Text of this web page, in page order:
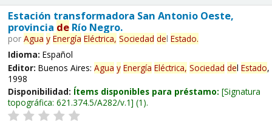
Estación transformadora San Antonio Oeste,
provincia deRío Negro.
por Agua y Energía Eléctrica, Sociedad del Estado.
Idioma: Español
Editor: Buenos Aires: Agua y Energía Eléctrica, Sociedad del Estado,
1998
Disponibilidad: Ítems disponibles para préstamo: Signatura
topográfica: 621.374.5/A282/v.1 (1).